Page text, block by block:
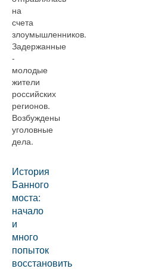
на
счета
злоумышленников.
Задержанные
-
молодые
жители
российских
регионов.
Возбуждены
уголовные
дела.
История
Банного
моста:
начало
и
много
попыток
восстановить